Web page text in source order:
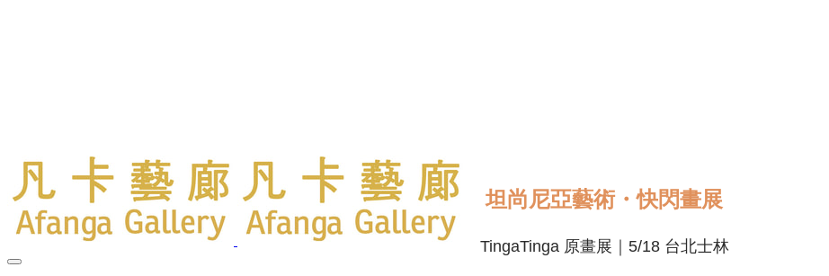
坦尚尼亞藝術・快閃畫展
TingaTinga 原畫展｜5/18 台北士林